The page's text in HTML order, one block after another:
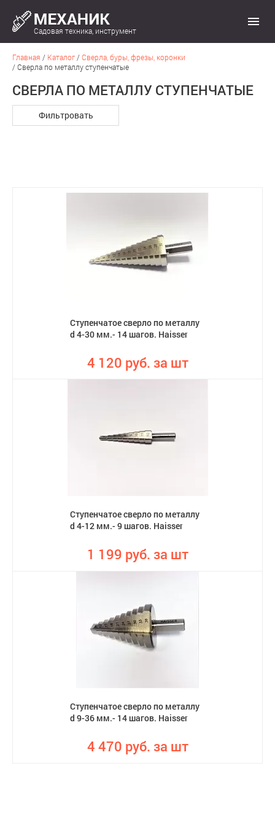
Садовая техника, инструмент
Главная / Каталог /Сверла, буры, фрезы, коронки
/Сверла по металлу ступенчатые
СВЕРЛА ПО МЕТАЛЛУ СТУПЕНЧАТЫЕ
Фильтровать
Ступенчатое сверло по металлу
d 4-30 мм.- 14 шагов. Haisser
4 120 руб. за шт
Ступенчатое сверло по металлу
d 4-12 мм.- 9 шагов. Haisser
1 199 руб. за шт
Ступенчатое сверло по металлу
d 9-36 мм.- 14 шагов. Haisser
4 470 руб. за шт